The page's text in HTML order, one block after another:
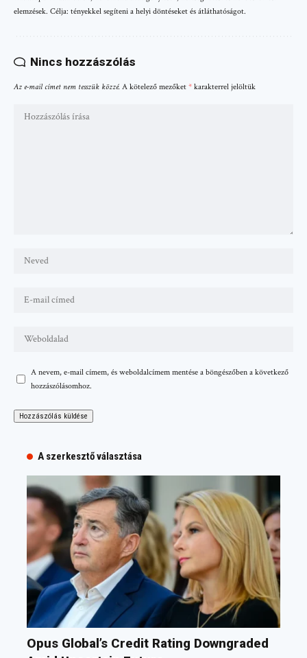
elemzések. Célja: tényekkel segíteni a helyi döntéseket és átláthatóságot.
Nincs hozzászólás
Az e-mail címet nem tesszük közzé. A kötelező mezőket * karakterrel jelöltük
A nevem, e-mail címem, és weboldalcímem mentése a böngészőben a következő
hozzászólásomhoz.
A szerkesztő választása
Opus Global’s Credit Rating Downgraded